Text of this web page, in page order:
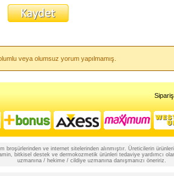
veya olumsuz yorum yapılmamış.
broşürlerinden ve internet sitelerinden alınmıştır. Üreticilerin
bitkisel destek ve dermokozmetik ürünleri tedaviye yardımcı
uzmanına / hekime / cildiye uzmanına danışmanızı öneririz.